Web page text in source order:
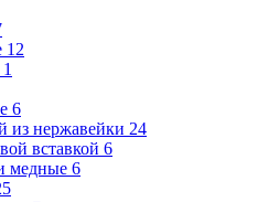
12
1
6
из нержавейки 24
вставкой 6
медные 6